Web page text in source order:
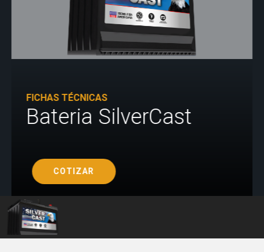
FICHAS TÉCNICAS
Bateria SilverCast
COTIZAR